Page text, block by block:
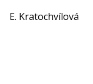
E. Kratochvílová